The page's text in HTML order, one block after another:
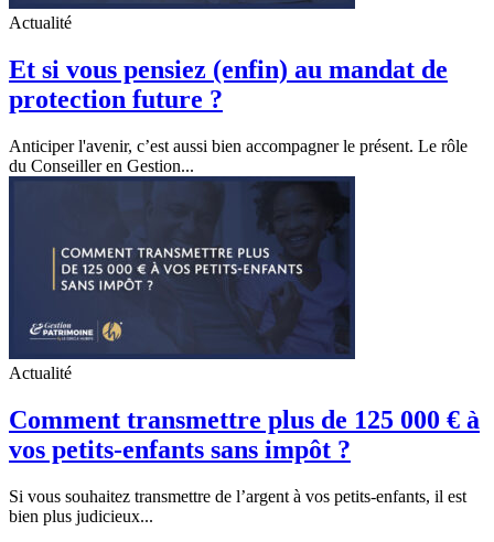
Actualité
Et si vous pensiez (enfin) au mandat de
protection future ?
Anticiper l'avenir, c’est aussi bien accompagner le présent. Le rôle
du Conseiller en Gestion...
Actualité
Comment transmettre plus de 125 000 € à
vos petits-enfants sans impôt ?
Si vous souhaitez transmettre de l’argent à vos petits-enfants, il est
bien plus judicieux...